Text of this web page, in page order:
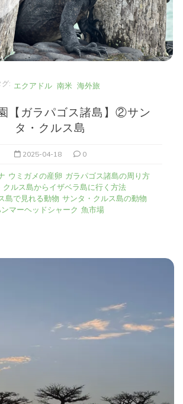
グ: エクアドル 南米 海外旅
【ガラパゴス諸島】②サン
タ・クルス島
2025-04-18 0
ウミガメの産卵 ガラパゴス諸島の周り方
クルス島からイザベラ島に行く方法
島で見れる動物 サンタ・クルス島の動物
マーヘッドシャーク 魚市場